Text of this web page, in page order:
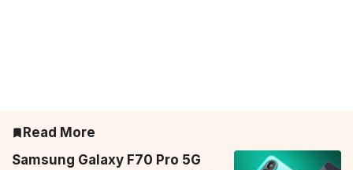
Read More
Samsung Galaxy F70 Pro 5G